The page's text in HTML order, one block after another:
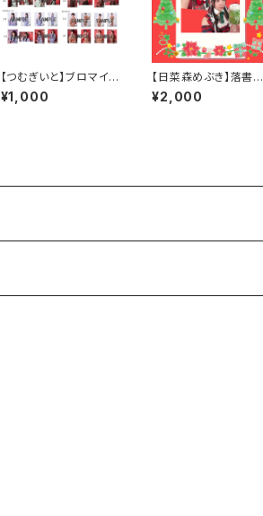
【つむぎいと】ブロマイド
セット
¥1,000
【日菜森めぶき】落書き
チェキ～クリスマス202
5～
¥2,000